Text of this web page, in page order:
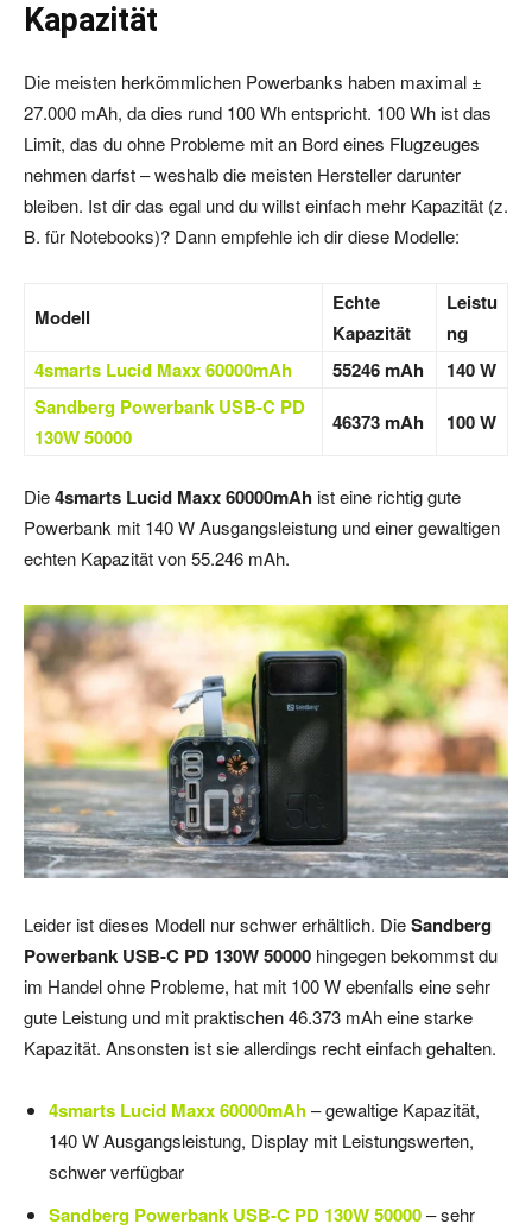
Kapazität
Die meisten herkömmlichen Powerbanks haben maximal ±
27.000 mAh, da dies rund 100 Wh entspricht. 100 Wh ist das
Limit, das du ohne Probleme mit an Bord eines Flugzeuges
nehmen darfst – weshalb die meisten Hersteller darunter
bleiben. Ist dir das egal und du willst einfach mehr Kapazität (z.
B. für Notebooks)? Dann empfehle ich dir diese Modelle:
Modell
Echte
Kapazität
Leistu
ng
4smarts Lucid Maxx 60000mAh
55246 mAh
140 W
Sandberg Powerbank USB-C PD
130W 50000
46373 mAh 100 W
Die4smarts Lucid Maxx 60000mAhist eine richtig gute
Powerbank mit 140 W Ausgangsleistung und einer gewaltigen
echten Kapazität von 55.246 mAh.
Leider ist dieses Modell nur schwer erhältlich. DieSandberg
Powerbank USB-C PD 130W 50000 hingegen bekommst du
im Handel ohne Probleme, hat mit 100 W ebenfalls eine sehr
gute Leistung und mit praktischen 46.373 mAh eine starke
Kapazität. Ansonsten ist sie allerdings recht einfach gehalten.
4smarts Lucid Maxx 60000mAh– gewaltige Kapazität,
140 W Ausgangsleistung, Display mit Leistungswerten,
schwer verfügbar
Sandberg Powerbank USB-C PD 130W 50000– sehr